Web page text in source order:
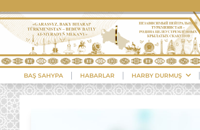
BAŞ SAHYPA HABARLAR HARBY DURMUŞ